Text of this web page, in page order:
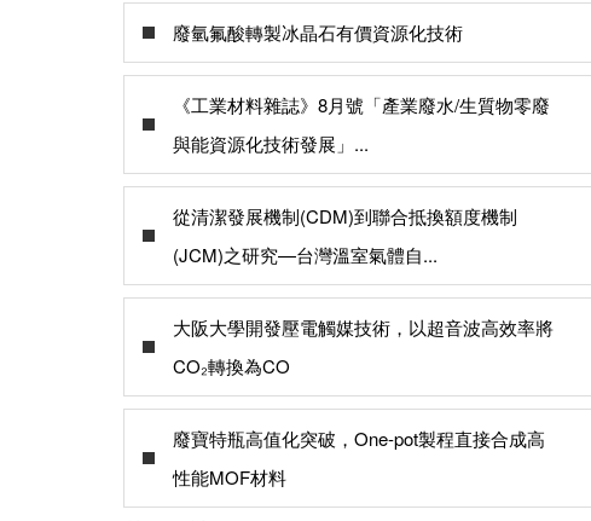
廢氫氟酸轉製冰晶石有價資源化技術
《工業材料雜誌》8月號「產業廢水/生質物零廢
與能資源化技術發展」...
從清潔發展機制(CDM)到聯合抵換額度機制
(JCM)之研究—台灣溫室氣體自...
大阪大學開發壓電觸媒技術，以超音波高效率將
CO₂轉換為CO
廢寶特瓶高值化突破，One-pot製程直接合成高
性能MOF材料